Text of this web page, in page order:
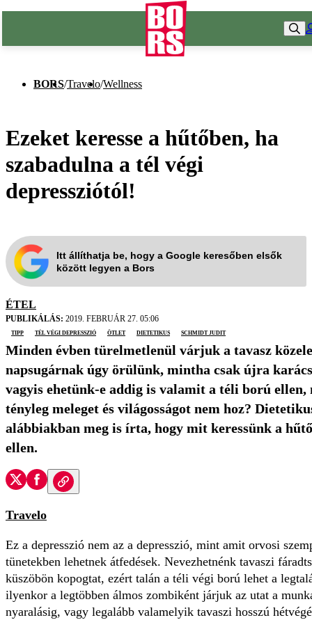
BORS/Travelo/Wellness
Ezeket keresse a hűtőben, ha
szabadulna a tél végi
depressziótól!
Itt állíthatja be, hogy a Google keresőben elsők
között legyen a Bors
ÉTEL
PUBLIKÁLÁS: 2019. FEBRUÁR 27. 05:06
tipp
tél végi depresszió ötlet dietetikus Schmidt Judit
Minden évben türelmetlenül várjuk a tavasz
napsugárnak úgy örülünk, mintha csak újra
vagyis ehetünk-e addig is valamit a téli ború
tényleg meleget és világosságot nem hoz?
alábbiakban meg is írta, hogy mit keressünk a
ellen.
Travelo
Ez a depresszió nem az a depresszió, mint amit orvosi
tünetekben lehetnek átfedések. Nevezhetnénk tavaszi
küszöbön kopogtat, ezért talán a téli végi ború lehet a
ilyenkor a legtöbben álmos zombiként járjuk az utat a
nyaralásig, vagy legalább valamelyik tavaszi hosszú